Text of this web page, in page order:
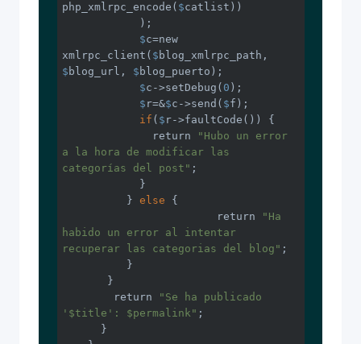
php_xmlrpc_encode( $catlist))
$c=new
xmlrpc_client( $
$ blog_url, $ blog_puerto);
$c->setDebug( 0 );
$ r=&$c->send( $f);
if ( $ r->faultCode()) {
              return
"Hubo un error
a la hora de modificar las
categorías del post" ;
          }
else {
         		return
"Ha
habido un error al intentar
recuperar las categorias del blog" ;
        return
"Se ha publicado
'$title': $permalink" ;